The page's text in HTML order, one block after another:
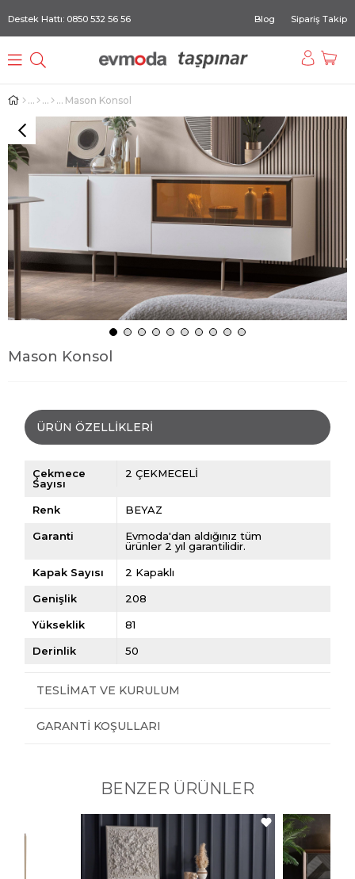
Destek Hattı: 0850 532 56 56 Blog Sipariş Takip
Mason Konsol
Mason Konsol
ÜRÜN ÖZELLIKLERI
Çekmece
Sayısı
2 ÇEKMECELİ
Renk BEYAZ
Garanti
Evmoda'dan aldığınız tüm
ürünler 2 yıl garantilidir.
Kapak Sayısı 2 Kapaklı
Genişlik 208
Yükseklik 81
Derinlik 50
TESLIMAT VE KURULUM
GARANTI KOŞULLARI
BENZER ÜRÜNLER